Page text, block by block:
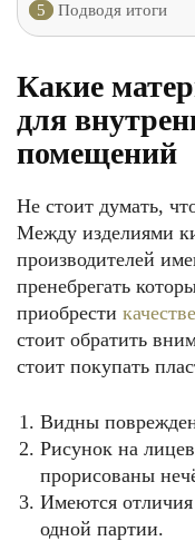
5
Подводя итоги
Какие
для
помещений
Не стоит думать,
Между изделиями
производителей
пренебрегать
приобрести
стоит обратить
стоит покупать
Видны
Рисунок на
прорисованы
Имеются
одной партии.